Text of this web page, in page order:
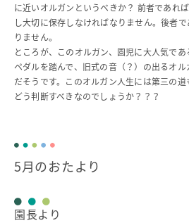
に近いオルガンというべきか？ 前者であれ
し大切に保存しなければなりません。後者
りません。
ところが、このオルガン、園児に大人気で
ペダルを踏んで、旧式の音（？）の出るオ
だそうです。このオルガン人生には第三の道
どう判断すべきなのでしょうか？？？
5月のおたより
園長より